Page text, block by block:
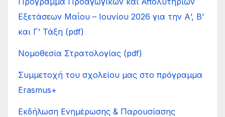
Εξετάσεων Μαΐου – Ιουνίου 2026 για την Α’, Β’
και Γ’ Τάξη (pdf)
Νομοθεσία Στρατολογίας (pdf)
Συμμετοχή του σχολείου μας στο πρόγραμμα
Erasmus+
Εκδήλωση Ενημέρωσης & Παρουσίασης